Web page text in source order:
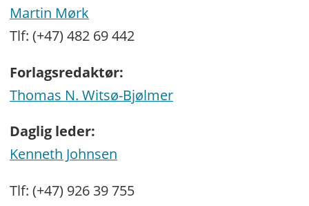
Martin Mørk
Tlf: (+47) 482 69 442
Forlagsredaktør:
Thomas N. Witsø-Bjølmer
Daglig leder:
Kenneth Johnsen
Tlf: (+47) 926 39 755